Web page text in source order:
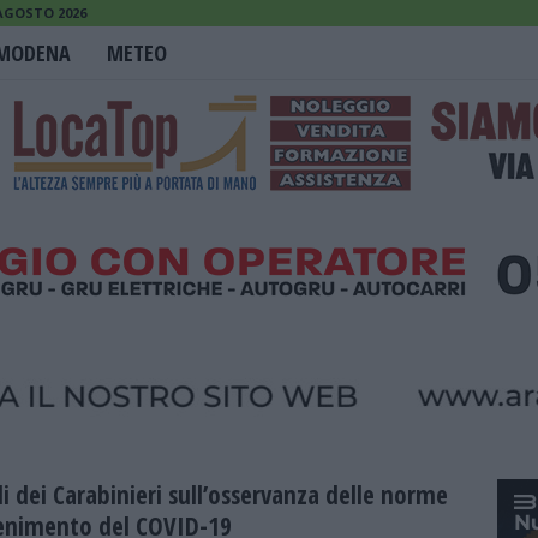
2026
METEO
dei Carabinieri sull’osservanza delle norme
del COVID-19